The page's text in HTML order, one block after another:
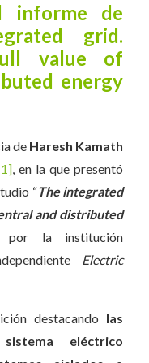
informe de
grid.
value of
energy
de Haresh Kamath
, en la que presentó
“The integrated
and distributed
por la institución
Electric
destacando las
eléctrico